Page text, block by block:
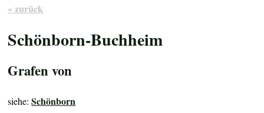
« zurück
Schönborn-Buchheim
Grafen von
siehe:Schönborn